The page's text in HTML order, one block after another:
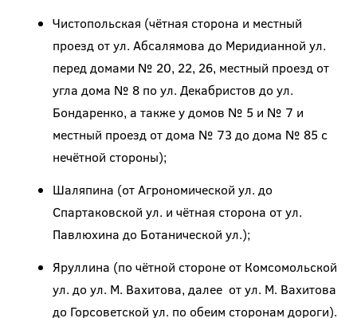
Чистопольская (чётная сторона и местный
проезд от ул. Абсалямова до Меридианной ул.
перед домами № 20, 22, 26, местный проезд от
угла дома № 8 по ул. Декабристов до ул.
Бондаренко, а также у домов № 5 и № 7 и
местный проезд от дома № 73 до дома № 85 с
нечётной стороны);
Шаляпина (от Агрономической ул. до
Спартаковской ул. и чётная сторона от ул.
Павлюхина до Ботанической ул.);
Яруллина (по чётной стороне от Комсомольской
ул. до ул. М. Вахитова, далее от ул. М. Вахитова
до Горсоветской ул. по обеим сторонам дороги).